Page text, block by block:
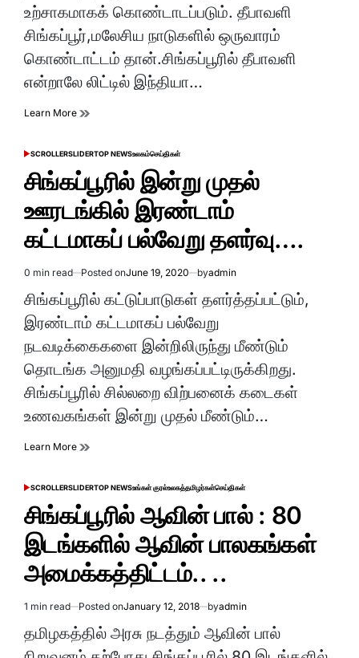
உற்சாகமாகக் கொண்டாடப்படும். தீபாவளி
சிங்கப்பூர்,மலேசிய நாடுகளில் ஒருவாரம்
கொண்டாட்டம் தான்.சிங்கப்பூரில் தீபாவளி
என்றாலே லிட்டில் இந்தியா…
Learn More
POSTED
SCROLLERSLIDERTOP NEWSஉலகம்செய்திகள்
சிங்கப்பூரில் இன்று முதல்
ஊரடங்கில் இரண்டாம்
கட்டமாகப் பல்வேறு தளர்வு….
Estimated
read
time
0 min read Posted onJune 19, 2020 byadmin
சிங்கப்பூரில் கட்டுப்பாடுகள் தளர்த்தப்பட்டும்,
இரண்டாம் கட்டமாகப் பல்வேறு
நடவடிக்கைகளை இன்றிலிருந்து மீண்டும்
தொடங்க அனுமதி வழங்கப்பட்டிருக்கிறது.
சிங்கப்பூரில் சில்லறை விற்பனைக் கடைகள்
உணவகங்கள் இன்று முதல் மீண்டும்…
Learn More
POSTED
SCROLLERSLIDERTOP NEWSஉங்கள் குரல்உலகத்தமிழர்கள்செய்திகள்
சிங்கப்பூரில் ஆவின் பால் : 80
இடங்களில் ஆவின் பாலகங்கள்
அமைக்கத்திட்டம்.. ..
Estimated
read
time
1 min read Posted onJanuary 12, 2018 byadmin
தமிழகத்தில் அரசு நடத்தும் ஆவின் பால்